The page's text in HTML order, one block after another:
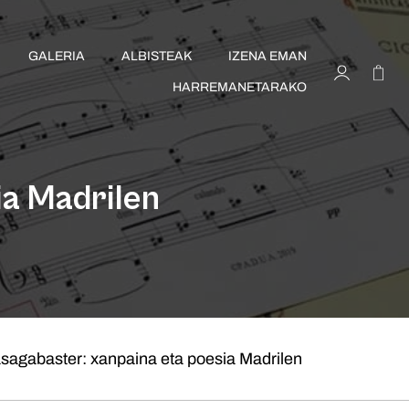
GALERIA ALBISTEAK IZENA EMAN
HARREMANETARAKO
Madrilen
xanpaina eta poesia Madrilen